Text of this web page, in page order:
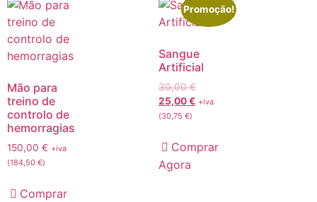
Mão para
treino de
controlo de
hemorragias
150,00 € +iva
(184,50 €)
Comprar
Promoção!
Sangue
Artificial
30,00€
25,00€ +iva
(30,75 €)
Comprar
Agora